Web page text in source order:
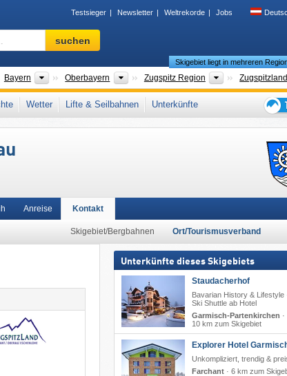
Testsieger Newsletter Weltrekorde Jobs
Skigebiet,
Region,
…
suchen
Bayern Bundesländer
Oberbayern Bezirke
Zugspitz Region Zugspitzland
Skigebiet liegt in mehreren
Garmisch-Partenkirchen Bayerisches Oberland Deutsche Alpen
Ostalpen Alpen Mitteleuropa
Wetter Lifte & Seilbahnen
Unterkünfte
den
Anreise Kontakt
Skigebiet/Bergbahnen Ort/Tourismusverband
Unterkünfte dieses Skigebiets
Staudacherhof
Bavarian History & Lifestyle
Ski Shuttle ab Hotel
Garmisch-Partenkirchen ·
10 km zum Skigebiet
Explorer Hotel
Unkompliziert, trendig &
Farchant· 6 km zum